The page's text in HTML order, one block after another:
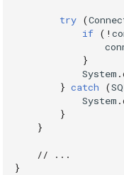
try (
if ( !
}
System .
} catch (
System .
}
}
// ...
}